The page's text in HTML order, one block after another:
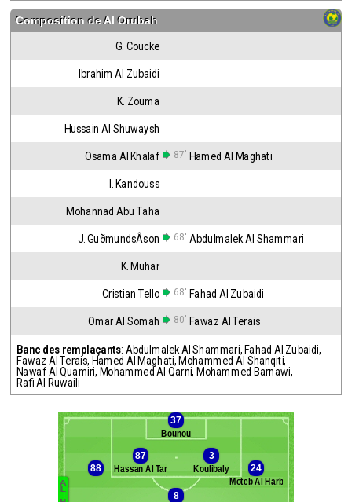
Composition deAl Orubah
G. Coucke
Ibrahim Al Zubaidi
K. Zouma
Hussain Al Shuwaysh
Osama Al Khalaf 87' Hamed Al Maghati
I. Kandouss
Mohannad Abu Taha
J. GuðmundsÂ­son 68' Abdulmalek Al Shammari
K. Muhar
Cristian Tello 68' Fahad Al Zubaidi
Omar Al Somah 80' Fawaz Al Terais
Banc des remplaçants: Abdulmalek Al Shammari, Fahad Al Zubaidi,
Fawaz Al Terais, Hamed Al Maghati, Mohammed Al Shanqiti,
Nawaf Al Quamiri, Mohammed Al Qarni, Mohammed Barnawi,
Rafi Al Ruwaili